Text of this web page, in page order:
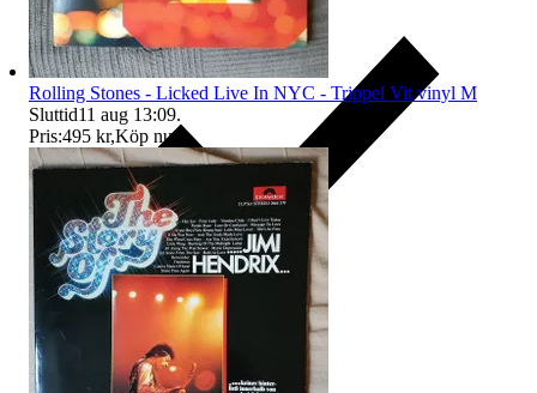
Rolling Stones - Licked Live In NYC - Trippel Vit vinyl M
Sluttid11 aug 13:09.
Pris:495 kr,Köp nu.